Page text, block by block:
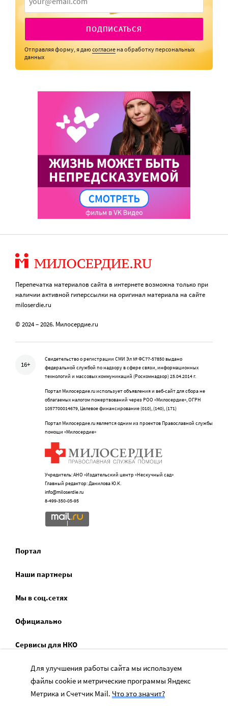
ПОДПИСАТЬСЯ
Отправляя форму, я даюсогласие на обработку персональных
данных
Перепечатка материалов сайта в интернете возможна только при
наличии активной гиперссылки на оригинал материала на сайте
miloserdie.ru
© 2024 – 2026. Милосердие.ru
16+
Свидетельство о регистрации СМИ Эл № ФС77-57850 выдано
федеральной службой по надзору в сфере связи, информационных
технологий и массовых коммуникаций (Роскомнадзор) 25.04.2014 г.
Портал Милосердие.ru использует объявления и веб-сайт для сбора не
облагаемых налогом пожертвований через РОО «Милосердие», ОГРН
1057700014679, Целевое финансирование (010), (140), (171)
Портал Милосердие.ru является одним из проектов Православной службы
помощи «Милосердие»
Учредитель: АНО «Издательский центр «Нескучный сад»
Главный редактор: Данилова Ю.К.
info@miloserdie.ru
8-499-350-05-95
Портал
Наши партнеры
Мы в соц.сетях
Официально
Сервисы для НКО
Спецпроекты
Социальное служение
Для улучшения работы сайта мы используем
файлы cookie и метрические программы Яндекс
Метрика и Счетчик Mail. Что это значит?